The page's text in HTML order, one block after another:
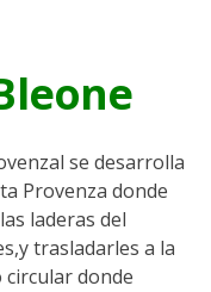
se desarrolla
Provenza donde
laderas del
trasladarles a la
donde